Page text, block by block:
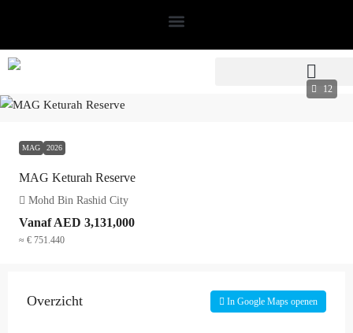
12
MAG 2026
MAG Keturah Reserve
Mohd Bin Rashid City
VanafAED 3,131,000
≈ € 751.440
Overzicht In Google Maps openen